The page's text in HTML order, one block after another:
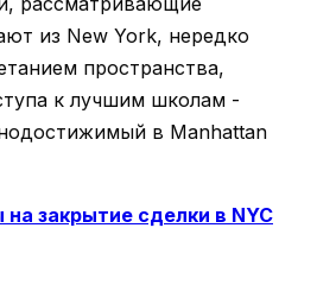
из New York, нередко
пространства,
к лучшим школам -
в Manhattan
закрытие сделки в NYC